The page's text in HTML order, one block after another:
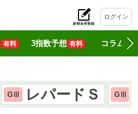
ログイン
有料 3指数予想 有料 コラム
GⅢ レパードＳ GⅢ